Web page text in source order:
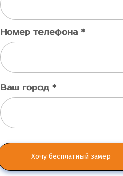
Номер телефона *
Ваш город *
Хочу бесплатный замер